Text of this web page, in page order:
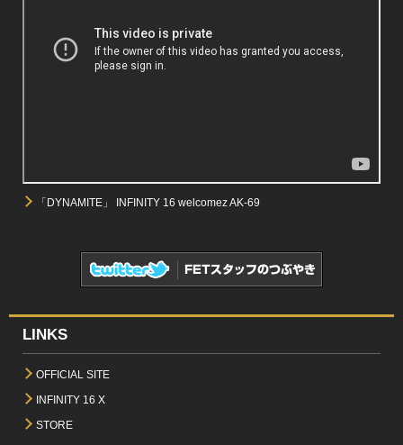
「DYNAMITE」 INFINITY 16 welcomez AK-69
LINKS
OFFICIAL SITE
INFINITY 16 X
STORE